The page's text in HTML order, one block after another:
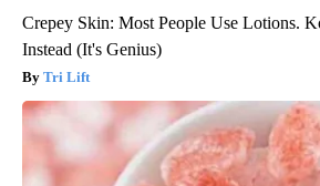
Crepey Skin: Most People Use Lotions.
Instead (It's Genius)
Tri Lift